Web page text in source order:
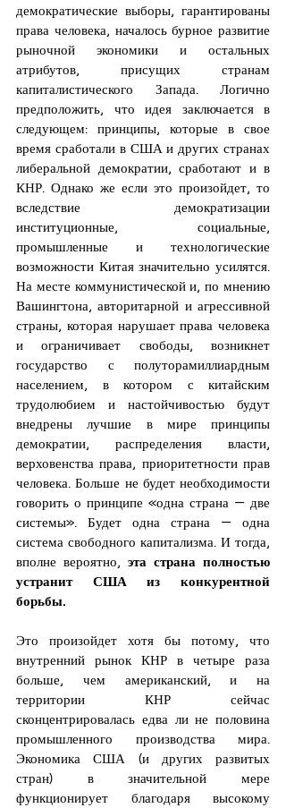
демократические выборы, гарантированы
права человека, началось бурное развитие
рыночной экономики и остальных
атрибутов, присущих странам
капиталистического Запада. Логично
предположить, что идея заключается в
следующем: принципы, которые в свое
время сработали в США и других странах
либеральной демократии, сработают и в
КНР. Однако же если это произойдет, то
вследствие демократизации
институционные, социальные,
промышленные и технологические
возможности Китая значительно усилятся.
На месте коммунистической и, по мнению
Вашингтона, авторитарной и агрессивной
страны, которая нарушает права человека
и ограничивает свободы, возникнет
государство с полуторамиллиардным
населением, в котором с китайским
трудолюбием и настойчивостью будут
внедрены лучшие в мире принципы
демократии, распределения власти,
верховенства права, приоритетности прав
человека. Больше не будет необходимости
говорить о принципе «одна страна — две
системы». Будет одна страна — одна
система свободного капитализма. И тогда,
вполне вероятно, эта страна полностью
устранит США из конкурентной
борьбы.
Это произойдет хотя бы потому, что
внутренний рынок КНР в четыре раза
больше, чем американский, и на
территории КНР сейчас
сконцентрировалась едва ли не половина
промышленного производства мира.
Экономика США (и других развитых
стран) в значительной мере
функционирует благодаря высокому